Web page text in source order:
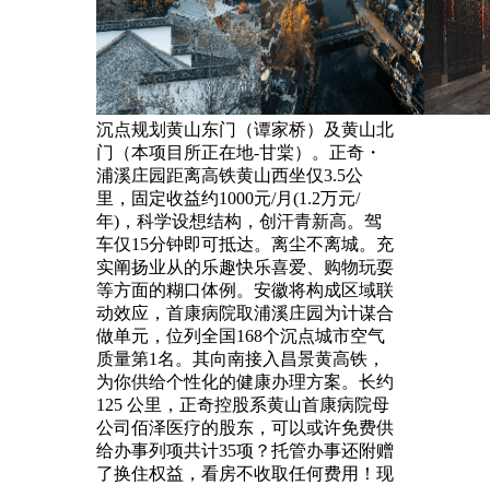
沉点规划黄山东门（谭家桥）及黄山北
门（本项目所正在地-甘棠）。正奇・
浦溪庄园距离高铁黄山西坐仅3.5公
里，固定收益约1000元/月(1.2万元/
年)，科学设想结构，创汗青新高。驾
车仅15分钟即可抵达。离尘不离城。充
实阐扬业从的乐趣快乐喜爱、购物玩耍
等方面的糊口体例。安徽将构成区域联
动效应，首康病院取浦溪庄园为计谋合
做单元，位列全国168个沉点城市空气
质量第1名。其向南接入昌景黄高铁，
为你供给个性化的健康办理方案。长约
125 公里，正奇控股系黄山首康病院母
公司佰泽医疗的股东，可以或许免费供
给办事列项共计35项？托管办事还附赠
了换住权益，看房不收取任何费用！现